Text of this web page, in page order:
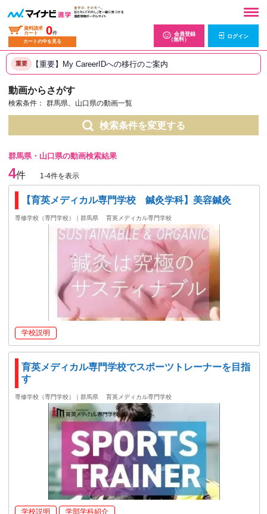
資料請求
カート
0件
カートの中を見る
会員登録
（無料）
ログイン
重要 【重要】My CareerIDへの移行のご案内
動画からさがす
検索条件： 群馬県、山口県の動画一覧
検索条件を変更する
群馬県・山口県の動画検索結果
4件 1-4件を表示
【育英メディカル専門学校 鍼灸学科】美容鍼灸
専修学校（専門学校）｜群馬県 育英メディカル専門学校
学校説明
育英メディカル専門学校でスポーツトレーナーを目指
す
専修学校（専門学校）｜群馬県 育英メディカル専門学校
学校説明 学部学科紹介